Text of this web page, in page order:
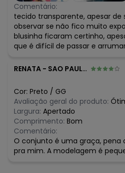
Comentário:
tecido transparente, apesar de
observar se não fico muito
blusinha ficaram certinho,
que é difícil de passar e
RENATA - SAO PAULO - SP
Cor: Preto / GG
Avaliação geral do produto:
Largura: Apertado
Comprimento: Bom
Comentário:
O conjunto é uma graça,
pra mim. A modelagem é